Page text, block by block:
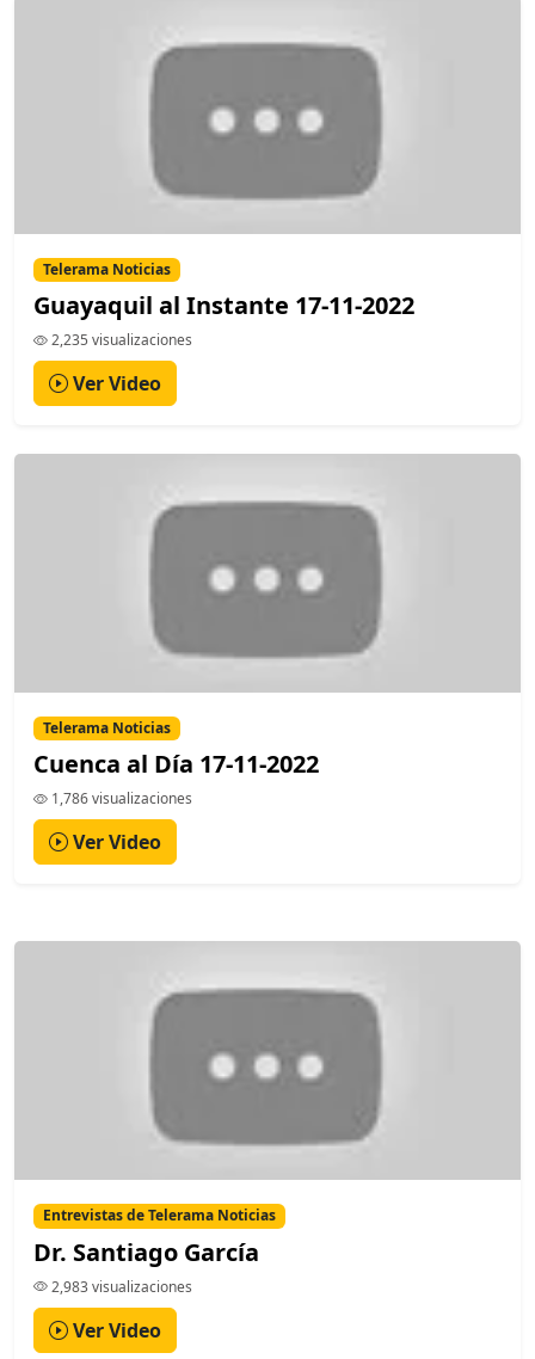
Telerama Noticias
Guayaquil al Instante 17-11-2022
2,235 visualizaciones
Ver Video
Telerama Noticias
Cuenca al Día 17-11-2022
1,786 visualizaciones
Ver Video
Entrevistas de Telerama Noticias
Dr. Santiago García
2,983 visualizaciones
Ver Video